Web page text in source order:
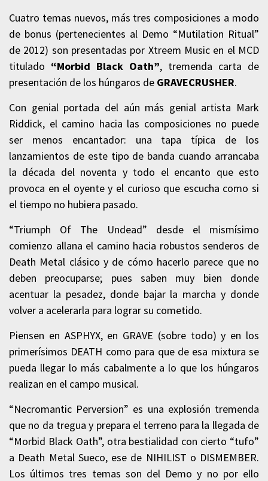
Cuatro temas nuevos, más tres composiciones a modo
de bonus (pertenecientes al Demo “Mutilation Ritual”
de 2012) son presentadas por Xtreem Music en el MCD
titulado “Morbid Black Oath”, tremenda carta de
presentación de los húngaros de GRAVECRUSHER.
Con genial portada del aún más genial artista Mark
Riddick, el camino hacia las composiciones no puede
ser menos encantador: una tapa típica de los
lanzamientos de este tipo de banda cuando arrancaba
la década del noventa y todo el encanto que esto
provoca en el oyente y el curioso que escucha como si
el tiempo no hubiera pasado.
“Triumph Of The Undead” desde el mismísimo
comienzo allana el camino hacia robustos senderos de
Death Metal clásico y de cómo hacerlo parece que no
deben preocuparse; pues saben muy bien donde
acentuar la pesadez, donde bajar la marcha y donde
volver a acelerarla para lograr su cometido.
Piensen en ASPHYX, en GRAVE (sobre todo) y en los
primerísimos DEATH como para que de esa mixtura se
pueda llegar lo más cabalmente a lo que los húngaros
realizan en el campo musical.
“Necromantic Perversion” es una explosión tremenda
que no da tregua y prepara el terreno para la llegada de
“Morbid Black Oath”, otra bestialidad con cierto “tufo”
a Death Metal Sueco, ese de NIHILIST o DISMEMBER.
Los últimos tres temas son del Demo y no por ello